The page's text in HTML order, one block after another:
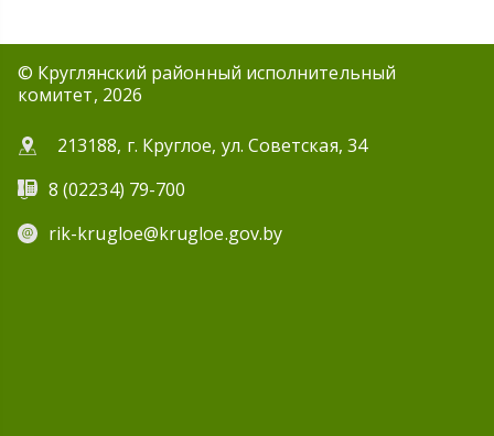
© Круглянский районный исполнительный
комитет, 2026
213188, г. Круглое, ул. Советская, 34
8 (02234) 79-700
rik-krugloe@krugloe.gov.by